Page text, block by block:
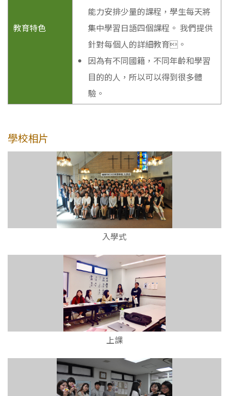
教育特色
能力安排少量的課程，學生每天將
集中學習日語四個課程。 我們提供
針對每個人的詳細教育。
因為有不同國籍，不同年齡和學習
目的的人，所以可以得到很多體
驗。
學校相片
入學式
上課